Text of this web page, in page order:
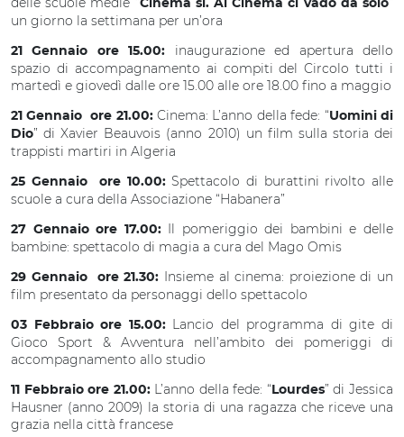
Cinema sì. Al Cinema ci vado da solo
un giorno la settimana per un’ora
21 Gennaio ore 15.00:
inaugurazione ed apertura dello
spazio di accompagnamento ai compiti del Circolo tutti i
martedì e giovedì dalle ore 15.00 alle ore 18.00 fino a maggio
21 Gennaio ore 21.00:Cinema: L’anno della fede: “Uomini di
Dio” di Xavier Beauvois (anno 2010) un film sulla storia dei
trappisti martiri in Algeria
25 Gennaio ore 10.00:Spettacolo di burattini rivolto alle
scuole a cura della Associazione “Habanera”
27 Gennaio ore 17.00: Il pomeriggio dei bambini e delle
bambine: spettacolo di magia a cura del Mago Omis
29 Gennaio ore 21.30: Insieme al cinema: proiezione di un
film presentato da personaggi dello spettacolo
03 Febbraio ore 15.00:Lancio del programma di gite di
Gioco Sport & Avventura nell’ambito dei pomeriggi di
accompagnamento allo studio
11 Febbraio ore 21.00:L’anno della fede: “ Lourdes” di Jessica
Hausner (anno 2009) la storia di una ragazza che riceve una
grazia nella città francese